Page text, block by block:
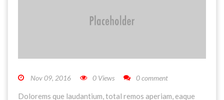
Nov 09, 2016 0 Views 0 comment
Dolorems que laudantium, total remos aperiam, eaque